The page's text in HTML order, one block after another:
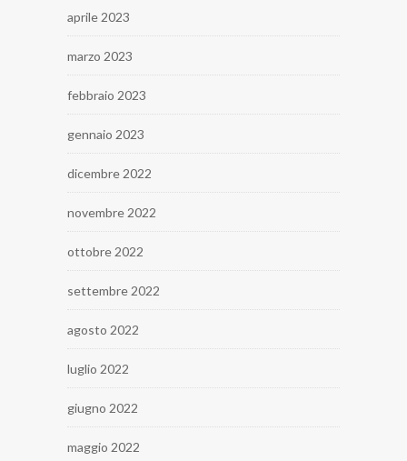
aprile 2023
marzo 2023
febbraio 2023
gennaio 2023
dicembre 2022
novembre 2022
ottobre 2022
settembre 2022
agosto 2022
luglio 2022
giugno 2022
maggio 2022